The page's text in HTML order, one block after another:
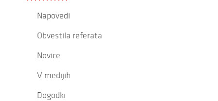
Napovedi
Obvestila referata
Novice
V medijih
Dogodki